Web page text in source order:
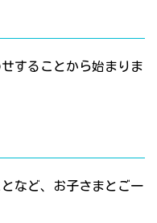
することから始まりま
など、お子さまとご一